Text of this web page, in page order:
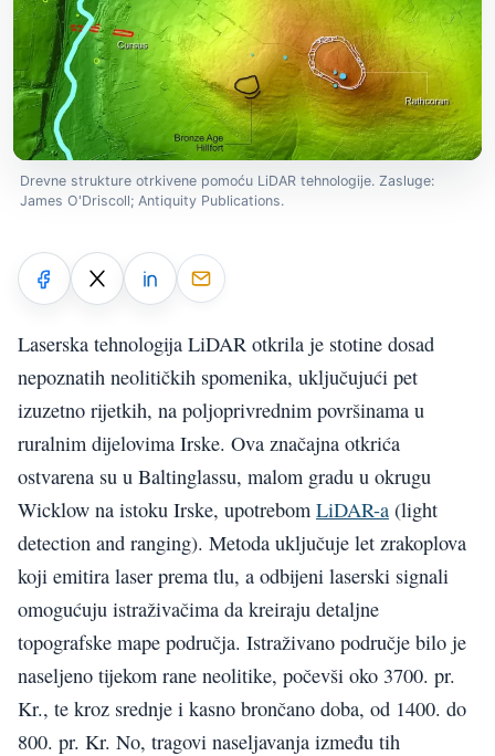
Drevne strukture otrkivene pomoću LiDAR tehnologije. Zasluge:
James O'Driscoll; Antiquity Publications.
Laserska tehnologija LiDAR otkrila je stotine dosad
nepoznatih neolitičkih spomenika, uključujući pet
izuzetno rijetkih, na poljoprivrednim površinama u
ruralnim dijelovima Irske. Ova značajna otkrića
ostvarena su u Baltinglassu, malom gradu u okrugu
Wicklow na istoku Irske, upotrebom LiDAR-a (light
detection and ranging). Metoda uključuje let zrakoplova
koji emitira laser prema tlu, a odbijeni laserski signali
omogućuju istraživačima da kreiraju detaljne
topografske mape područja. Istraživano područje bilo je
naseljeno tijekom rane neolitike, počevši oko 3700. pr.
Kr., te kroz srednje i kasno brončano doba, od 1400. do
800. pr. Kr. No, tragovi naseljavanja između tih